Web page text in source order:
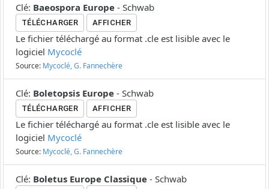
Clé: Baeospora Europe - Schwab
TÉLÉCHARGER AFFICHER
Le fichier téléchargé au format .cle est lisible avec le
logiciel Mycoclé
Source: Mycoclé, G. Fannechère
Clé: Boletopsis Europe - Schwab
TÉLÉCHARGER AFFICHER
Le fichier téléchargé au format .cle est lisible avec le
logiciel Mycoclé
Source: Mycoclé, G. Fannechère
Clé: Boletus Europe Classique - Schwab